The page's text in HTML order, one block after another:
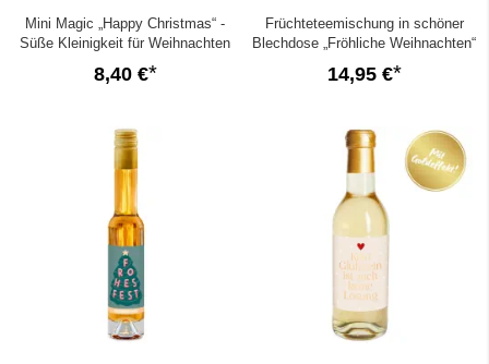
Mini Magic „Happy Christmas“ -
Süße Kleinigkeit für Weihnachten
8,40 €
Früchteteemischung in schöner
Blechdose „Fröhliche Weihnachten“
14,95 €